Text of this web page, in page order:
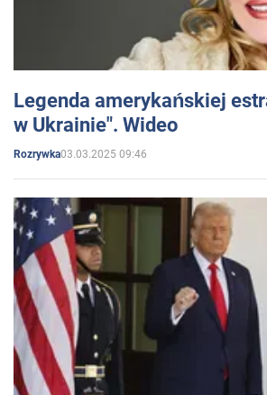
Legenda amerykańskiej
w Ukrainie". Wideo
Rozrywka03.03.2025 09:46